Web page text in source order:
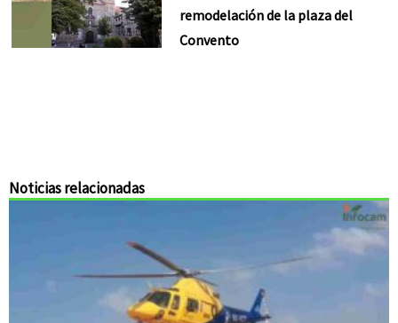
remodelación de la plaza del
Convento
Noticias relacionadas